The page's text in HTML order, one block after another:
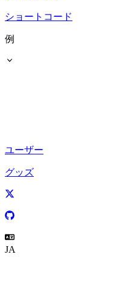
ショートコード
例
ユーザー
グッズ
JA